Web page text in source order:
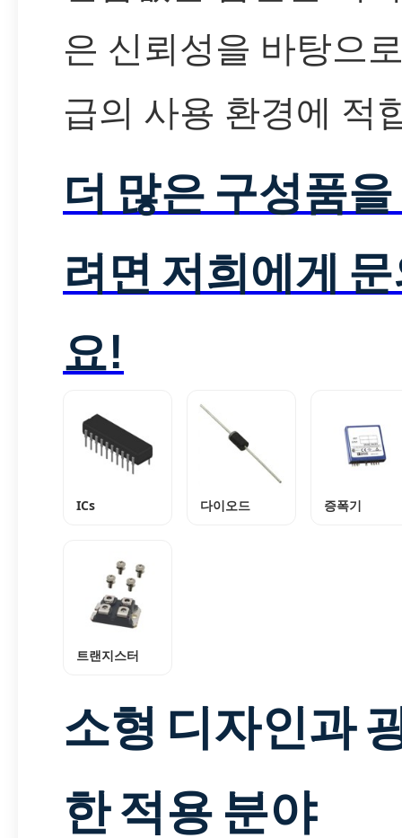
은 신뢰성을 바탕으
급의 사용 환경에 적
더 많은 구성품
려면 저희에게
요!
ICs 다이오드 증폭기
트랜지스터
소형 디자인과
한 적용 분야